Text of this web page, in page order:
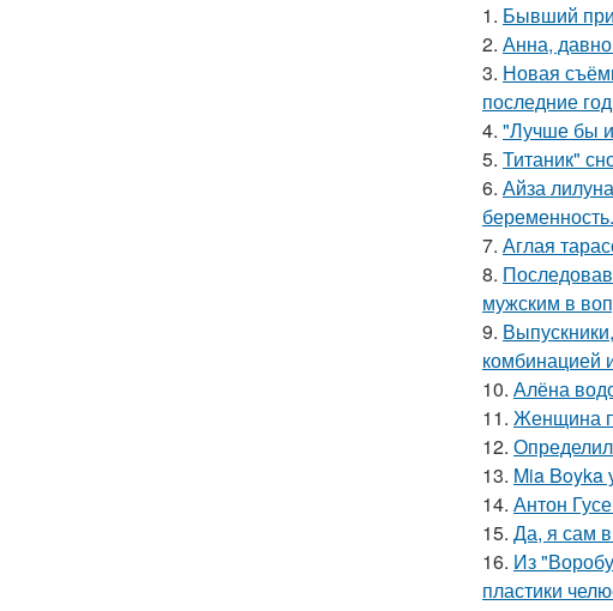
1. Бывший
2. Анна,
3. Новая
последние
4. "Лучше бы
5. Титаник"
6. Айза
беременность.
7. Аглая
8.
мужским в
9.
комбинацией
10. Алёна
11. Женщина
12.
13. Mia Boyka
14. Антон
15. Да, я сам
16. Из
пластики